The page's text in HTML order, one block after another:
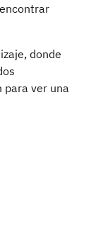
donde
para ver una